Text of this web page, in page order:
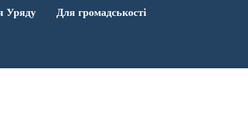
Уряду Для громадськості